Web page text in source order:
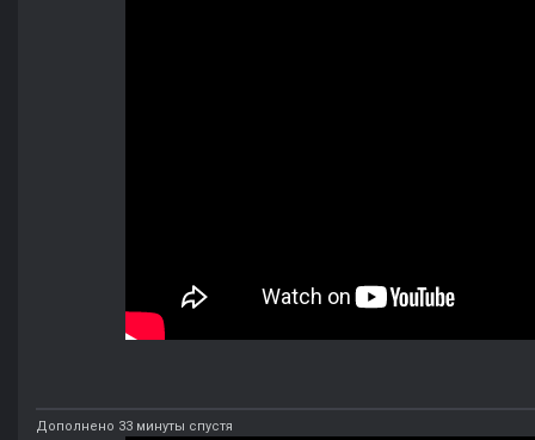
Дополнено 33 минуты спустя